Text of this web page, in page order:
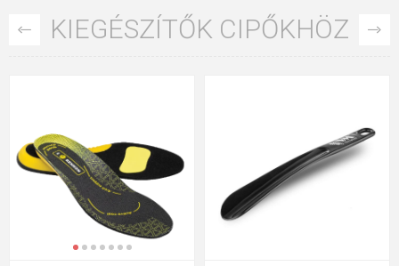
KIEGÉSZÍTŐK CIPŐKHÖZ